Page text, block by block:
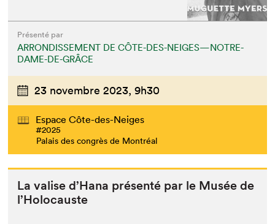
Présenté par
ARRONDISSEMENT DE CÔTE-DES-NEIGES—NOTRE-
DAME-DE-GRÂCE
23 novembre 2023, 9h30
Espace Côte-des-Neiges
#2025
Palais des congrès de Montréal
La valise d’Hana présen­té par le Musée de
l’Holocauste